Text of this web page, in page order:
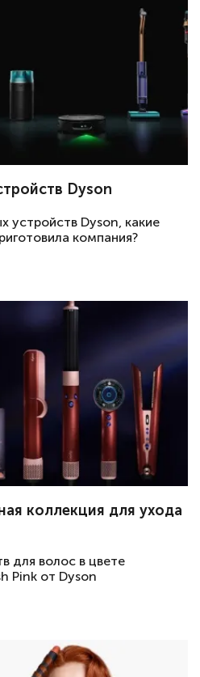
Dyson
устройств Dyson, какие
компания?
коллекция для ухода
для волос в цвете
Pink от Dyson